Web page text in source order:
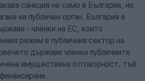
санкция не само в България, но
на публичен орган. България е
- членки на ЕС, които
режим в публичния сектор на
държави членки публичните
имуществена отговорност, тъй